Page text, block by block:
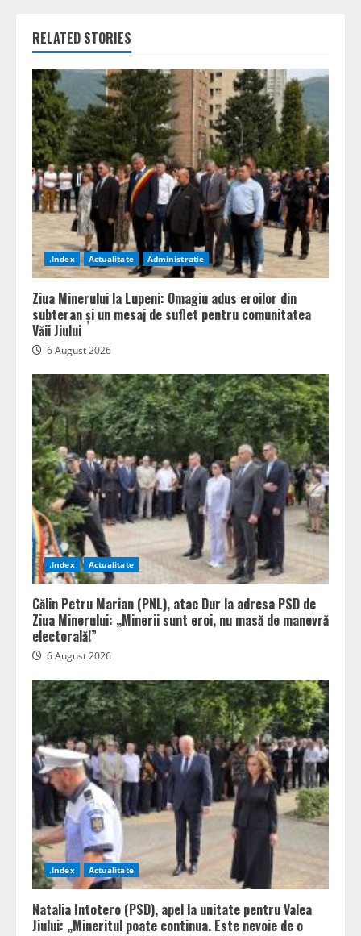
RELATED STORIES
.Index Actualitate Administratie
Ziua Minerului la Lupeni: Omagiu adus eroilor din
subteran și un mesaj de suflet pentru comunitatea
Văii Jiului
6 August 2026
.Index Actualitate
Călin Petru Marian (PNL), atac Dur la adresa PSD de
Ziua Minerului: „Minerii sunt eroi, nu masă de manevră
electorală!”
6 August 2026
.Index Actualitate
Natalia Intotero (PSD), apel la unitate pentru Valea
Jiului: „Mineritul poate continua. Este nevoie de o